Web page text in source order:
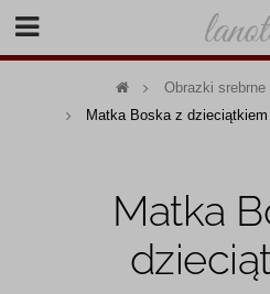
Obrazki srebrne
Matka Boska z
Matka